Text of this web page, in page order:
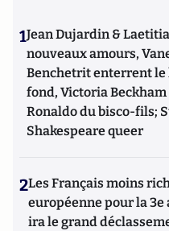
1Jean Dujardin &
nouveaux amours,
Benchetrit enterrent le
fond, Victoria
Ronaldo du bisco-fils;
Shakespeare queer
2Les Français moins
européenne pour la 3e
ira le grand